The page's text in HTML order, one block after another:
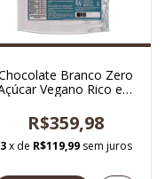
Branco Zero
Vegano Rico em
R$359,98
3 x de R$119,99 sem juros